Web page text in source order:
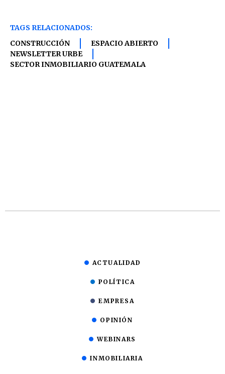
TAGS RELACIONADOS:
CONSTRUCCIÓN
ESPACIO ABIERTO
NEWSLETTER URBE
SECTOR INMOBILIARIO GUATEMALA
ACTUALIDAD
POLÍTICA
EMPRESA
OPINIÓN
WEBINARS
INMOBILIARIA